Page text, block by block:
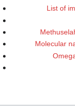
List of
Molecular